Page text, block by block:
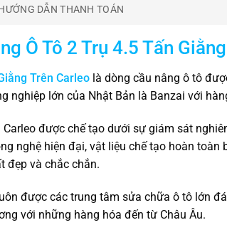
DẪN THANH TOÁN
Ô Tô 2 Trụ 4.5 Tấn
Trên Carleo là dòng cầu nâng ô tô
nghiệp lớn của Nhật Bản là Banzai với
được chế tạo dưới sự giám sát
nghệ hiện đại, vật liệu chế tạo hoàn
đẹp và chắc chắn.
được các trung tâm sửa chữa ô tô lớn
với những hàng hóa đến từ Châu Âu.